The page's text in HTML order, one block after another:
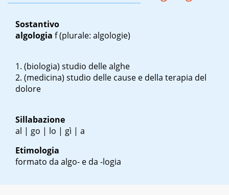
Sostantivo
algologia f(plurale: algologie)
(biologia) studio delle alghe
(medicina) studio delle cause e della terapia del
dolore
Sillabazione
al | go | lo | gì | a
Etimologia
formato da algo- e da -logia